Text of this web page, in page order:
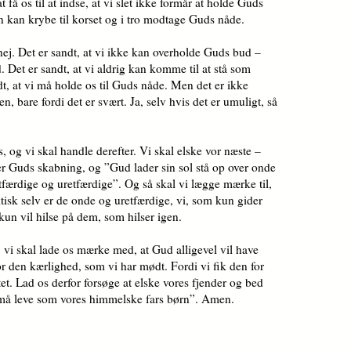
kan krybe til korset og i tro modtage Guds nåde.
Det er sandt, at vi ikke kan overholde Guds bud –
er sandt, at vi aldrig kan komme til at stå som
at vi må holde os til Guds nåde. Men det er ikke
bare fordi det er svært. Ja, selv hvis det er umuligt, så
og vi skal handle derefter. Vi skal elske vor næste –
Guds skabning, og ”Gud lader sin sol stå op over onde
og uretfærdige”. Og så skal vi lægge mærke til,
selv er de onde og uretfærdige, vi, som kun gider
vil hilse på dem, som hilser igen.
skal lade os mærke med, at Gud alligevel vil have
den kærlighed, som vi har mødt. Fordi vi fik den for
Lad os derfor forsøge at elske vores fjender og bed
leve som vores himmelske fars børn”. Amen.